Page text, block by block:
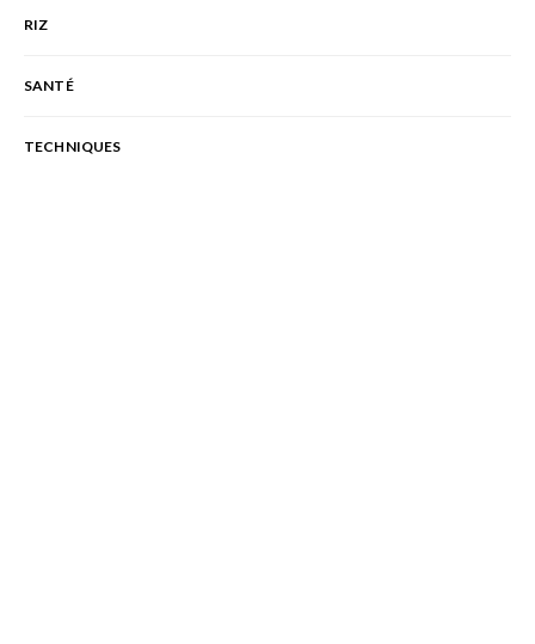
RIZ
SANTÉ
TECHNIQUES